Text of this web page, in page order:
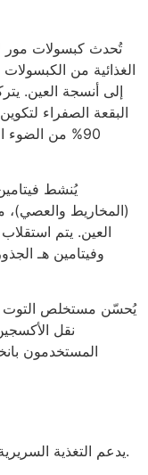
تُحدث كبسولات مور
الغذائية من
إلى أنسجة العين.
البقعة الصفراء
90% من
يُنشط
(المخاريط والعصي)،
العين. يتم
وفيتامين هـ
يُحسّن مستخلص التوت
نقل
المستخدمون
يدعم التغذية السريرية فوائد كبسولات مور لازورد العديدة للبصر.